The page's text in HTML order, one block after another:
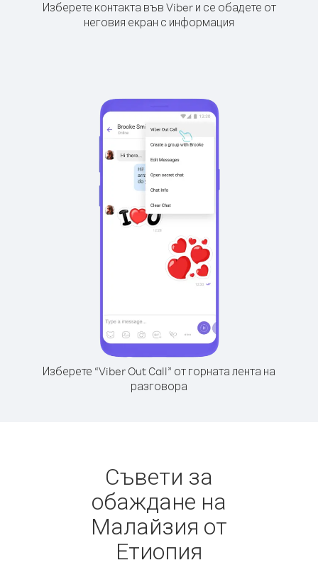
Изберете контакта във Viber и се обадете от
неговия екран с информация
Изберете “Viber Out Call” от горната лента на
разговора
Съвети за
обаждане на
Малайзия от
Етиопия